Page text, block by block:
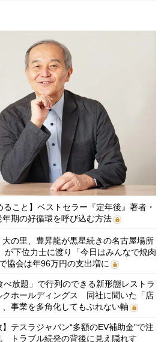
ること】ベストセラー『定年後』著者・
期の好循環を呼び込む方法
大の里、豊昇龍が黒星続きの名古屋場所
が下位力士に渡り「今日はみんなで焼肉
協会は年96万円の支出増に
べ放題」で行列のできる新形態レストラ
クホールディングス 同社に聞いた「店
事業を多角化してもぶれない軸
】テスラジャパン“多額のEV補助金”で注
トラブル続発の背後に見え隠れす